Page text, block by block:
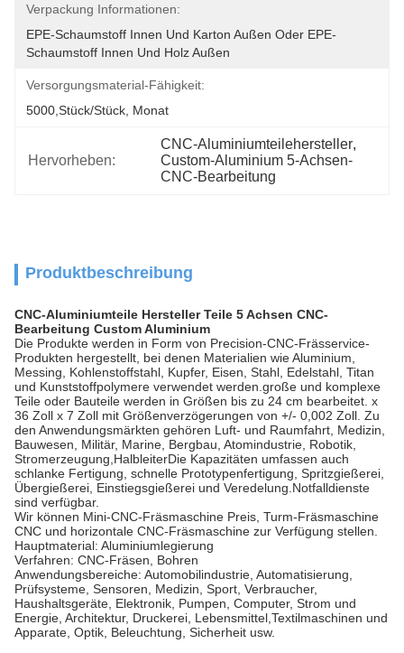
Verpackung Informationen:
EPE-Schaumstoff Innen Und Karton Außen Oder EPE-
Schaumstoff Innen Und Holz Außen
Versorgungsmaterial-Fähigkeit:
5000,Stück/Stück, Monat
Hervorheben:
CNC-Aluminiumteilehersteller,
Custom-Aluminium 5-Achsen-
CNC-Bearbeitung
Produktbeschreibung
CNC-Aluminiumteile Hersteller Teile 5 Achsen CNC-
Bearbeitung Custom Aluminium
Die Produkte werden in Form von Precision-CNC-Frässervice-
Produkten hergestellt, bei denen Materialien wie Aluminium,
Messing, Kohlenstoffstahl, Kupfer, Eisen, Stahl, Edelstahl, Titan
und Kunststoffpolymere verwendet werden.große und komplexe
Teile oder Bauteile werden in Größen bis zu 24 cm bearbeitet. x
36 Zoll x 7 Zoll mit Größenverzögerungen von +/- 0,002 Zoll. Zu
den Anwendungsmärkten gehören Luft- und Raumfahrt, Medizin,
Bauwesen, Militär, Marine, Bergbau, Atomindustrie, Robotik,
Stromerzeugung,HalbleiterDie Kapazitäten umfassen auch
schlanke Fertigung, schnelle Prototypenfertigung, Spritzgießerei,
Übergießerei, Einstiegsgießerei und Veredelung.Notfalldienste
sind verfügbar.
Wir können Mini-CNC-Fräsmaschine Preis, Turm-Fräsmaschine
CNC und horizontale CNC-Fräsmaschine zur Verfügung stellen.
Hauptmaterial: Aluminiumlegierung
Verfahren: CNC-Fräsen, Bohren
Anwendungsbereiche: Automobilindustrie, Automatisierung,
Prüfsysteme, Sensoren, Medizin, Sport, Verbraucher,
Haushaltsgeräte, Elektronik, Pumpen, Computer, Strom und
Energie, Architektur, Druckerei, Lebensmittel,Textilmaschinen und
Apparate, Optik, Beleuchtung, Sicherheit usw.